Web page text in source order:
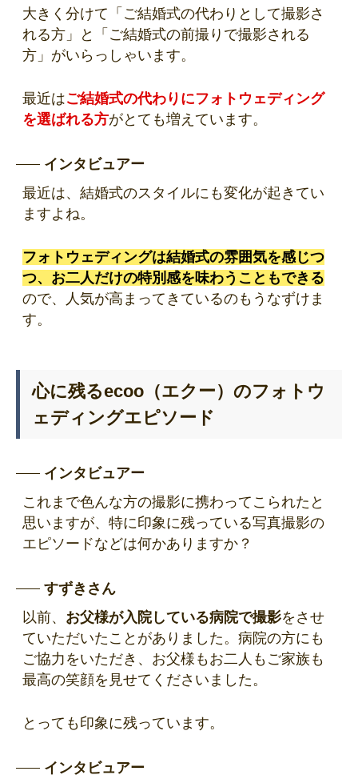
大きく分けて「ご結婚式の代わりとして撮影さ
れる方」と「ご結婚式の前撮りで撮影される
方」がいらっしゃいます。
最近はご結婚式の代わりにフォトウェディング
を選ばれる方がとても増えています。
インタビュアー
最近は、結婚式のスタイルにも変化が起きてい
ますよね。
フォトウェディングは結婚式の雰囲気を感じつ
つ、お二人だけの特別感を味わうこともできる
ので、人気が高まってきているのもうなずけま
す。
心に残るecoo（エクー）のフォトウ
ェディングエピソード
インタビュアー
これまで色んな方の撮影に携わってこられたと
思いますが、特に印象に残っている写真撮影の
エピソードなどは何かありますか？
すずきさん
以前、 お父様が入院している病院で撮影をさせ
ていただいたことがありました。病院の方にも
ご協力をいただき、お父様もお二人もご家族も
最高の笑顔を見せてくださいました。
とっても印象に残っています。
インタビュアー